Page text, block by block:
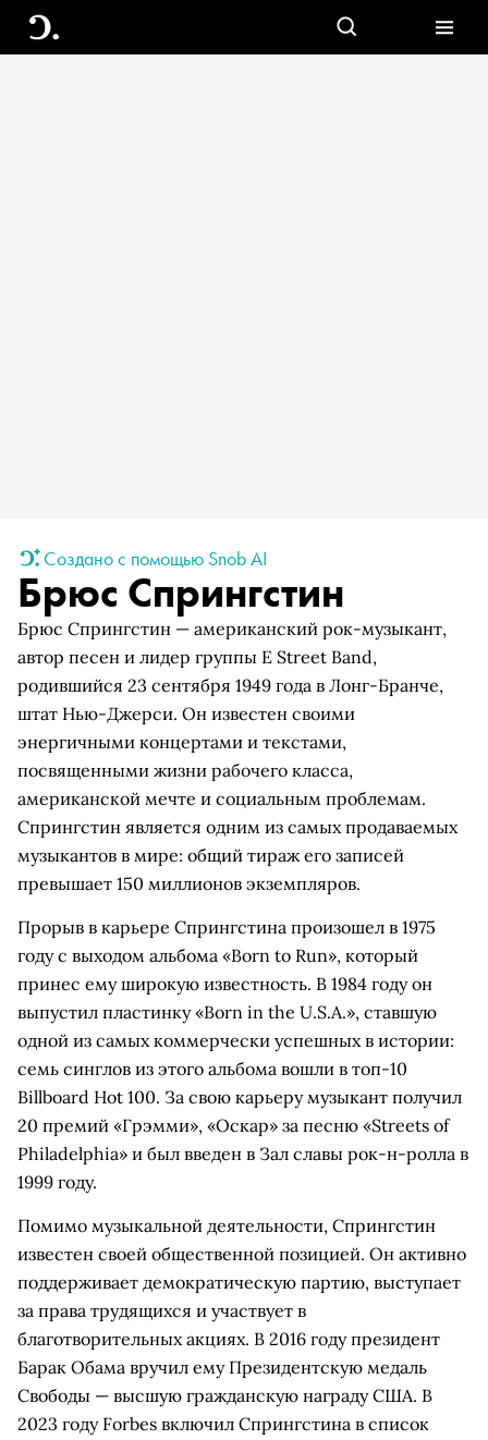
Создано с помощью Snob AI
Брюс Спрингстин
Брюс Спрингстин — американский рок-музыкант,
автор песен и лидер группы E Street Band,
родившийся 23 сентября 1949 года в Лонг-Бранче,
штат Нью-Джерси. Он известен своими
энергичными концертами и текстами,
посвященными жизни рабочего класса,
американской мечте и социальным проблемам.
Спрингстин является одним из самых продаваемых
музыкантов в мире: общий тираж его записей
превышает 150 миллионов экземпляров.
Прорыв в карьере Спрингстина произошел в 1975
году с выходом альбома «Born to Run», который
принес ему широкую известность. В 1984 году он
выпустил пластинку «Born in the U.S.A.», ставшую
одной из самых коммерчески успешных в истории:
семь синглов из этого альбома вошли в топ-10
Billboard Hot 100. За свою карьеру музыкант получил
20 премий «Грэмми», «Оскар» за песню «Streets of
Philadelphia» и был введен в Зал славы рок-н-ролла в
1999 году.
Помимо музыкальной деятельности, Спрингстин
известен своей общественной позицией. Он активно
поддерживает демократическую партию, выступает
за права трудящихся и участвует в
благотворительных акциях. В 2016 году президент
Барак Обама вручил ему Президентскую медаль
Свободы — высшую гражданскую награду США. В
2023 году Forbes включил Спрингстина в список